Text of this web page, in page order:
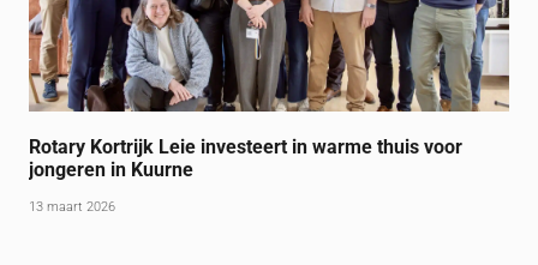
Rotary Kortrijk Leie investeert in warme thuis voor
jongeren in Kuurne
13 maart 2026